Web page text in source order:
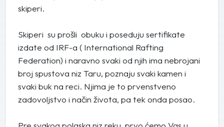
skiperi.
Skiperi su prošli obuku i poseduju sertifikate
izdate od IRF-a ( International Rafting
Federation) i naravno svaki od njih ima nebrojani
broj spustova niz Taru, poznaju svaki kamen i
svaki buk na reci. Njima je to prvenstveno
zadovoljstvo i način života, pa tek onda posao.